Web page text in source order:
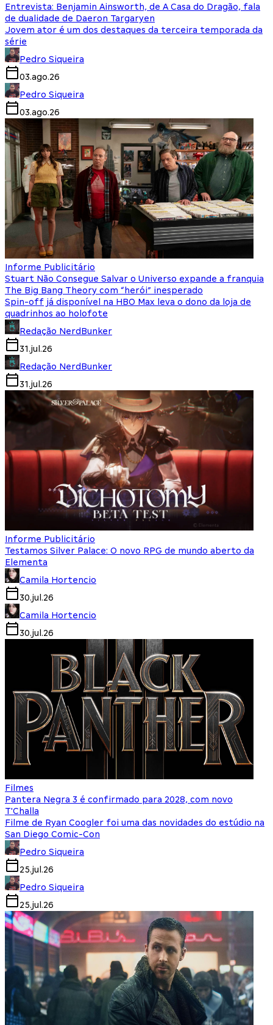
Entrevista: Benjamin Ainsworth, de A Casa do Dragão, fala
de dualidade de Daeron Targaryen
Jovem ator é um dos destaques da terceira temporada da
série
Pedro Siqueira
03.ago.26
Pedro Siqueira
03.ago.26
Informe Publicitário
Stuart Não Consegue Salvar o Universo expande a franquia
The Big Bang Theory com “herói” inesperado
Spin-off já disponível na HBO Max leva o dono da loja de
quadrinhos ao holofote
Redação NerdBunker
31.jul.26
Redação NerdBunker
31.jul.26
Informe Publicitário
Testamos Silver Palace: O novo RPG de mundo aberto da
Elementa
Camila Hortencio
30.jul.26
Camila Hortencio
30.jul.26
Filmes
Pantera Negra 3 é confirmado para 2028, com novo
T'Challa
Filme de Ryan Coogler foi uma das novidades do estúdio na
San Diego Comic-Con
Pedro Siqueira
25.jul.26
Pedro Siqueira
25.jul.26